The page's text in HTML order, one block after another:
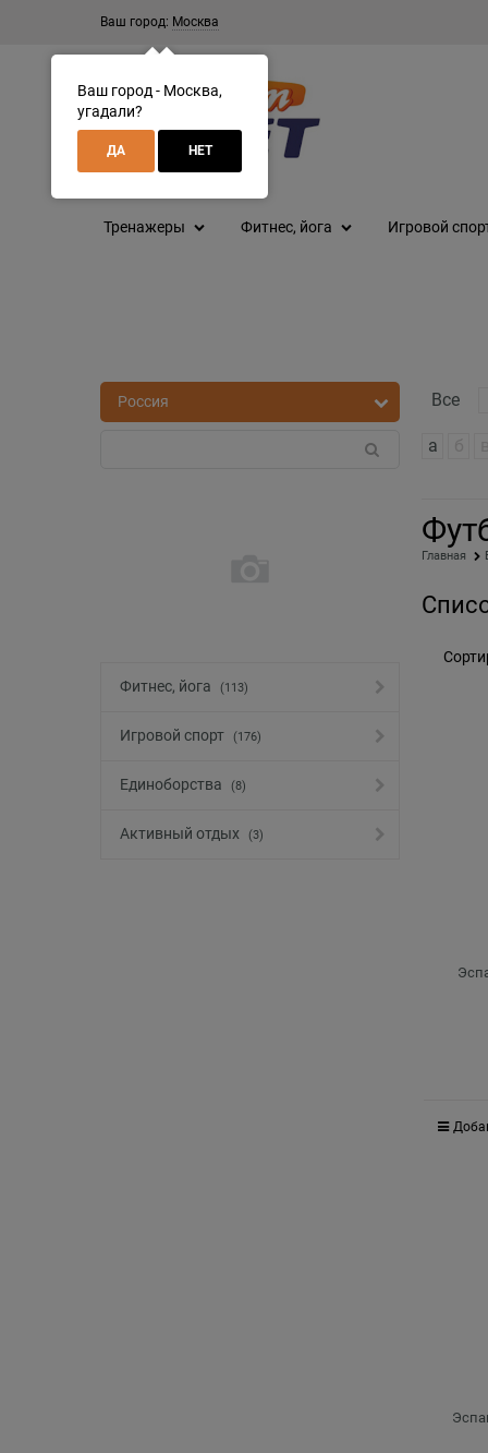
Ваш город: Москва
Тренажеры Фитнес, йога Игровой
Все
а
Фитнес, йога (113)
Игровой спорт (176)
Единоборства (8)
Активный отдых (3)
Главная
Ваш город - Москва,
угадали?
ДА НЕТ